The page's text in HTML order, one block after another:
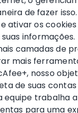
de fazer
ativar os
informações.
camadas de
mais
nosso
de suas contas
equipe trabalha
para uma